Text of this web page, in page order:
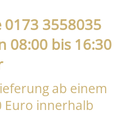
3558035
08:00 bis 16:30
ab einem
Euro innerhalb